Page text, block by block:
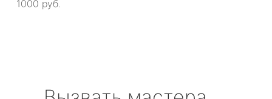
1000 руб.